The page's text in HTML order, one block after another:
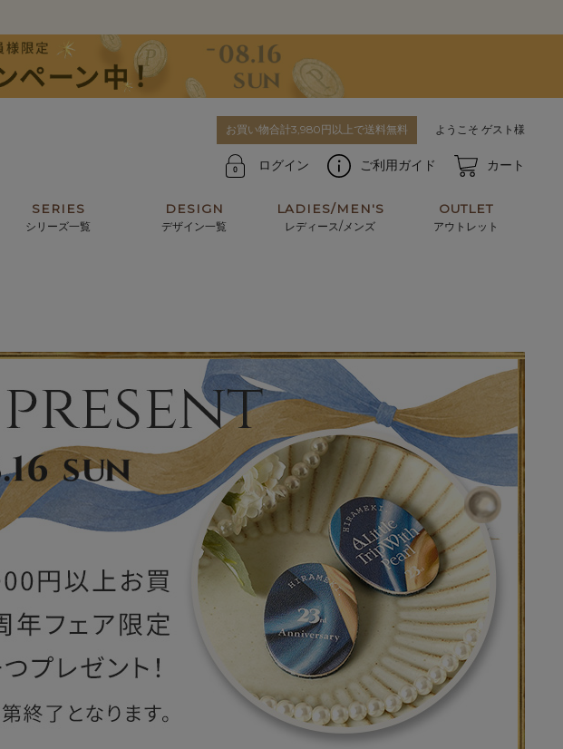
お買い物合計3,980円以上で送料無料 ようこそ ゲスト様
ログイン ご利用ガイド カート
パスケース
アクセサリー レザーケア用品 その他
SERIES
シリーズ一覧
DESIGN
デザイン一覧
マテリアルから探す
LADIES/MEN'S
レディース/メンズ
OUTLET
アウトレット